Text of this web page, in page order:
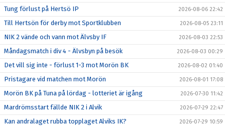
Tung förlust på Hertsö IP 2026-08-06 22:42
Till Hertsön för derby mot Sportklubben 2026-08-05 23:11
NIK 2 vände och vann mot Älvsby IF 2026-08-03 22:53
Måndagsmatch i div 4 - Älvsbyn på besök 2026-08-03 00:29
Det vill sig inte - förlust 1-3 mot Morön BK 2026-08-02 01:40
Pristagare vid matchen mot Morön 2026-08-01 17:08
Morön BK på Tuna på lördag - lotteriet är igång 2026-07-30 11:42
Mardrömsstart fällde NIK 2 i Alvik 2026-07-29 22:47
Kan andralaget rubba topplaget Alviks IK? 2026-07-29 10:59